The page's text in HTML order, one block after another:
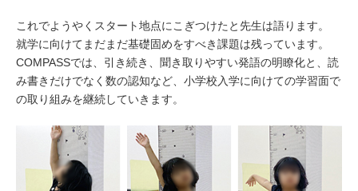
これでようやくスタート地点にこぎつけたと先生は語ります。
就学に向けてまだまだ基礎固めをすべき課題は残っています。
COMPASSでは、引き続き、聞き取りやすい発語の明瞭化と、読
み書きだけでなく数の認知など、小学校入学に向けての学習面で
の取り組みを継続していきます。